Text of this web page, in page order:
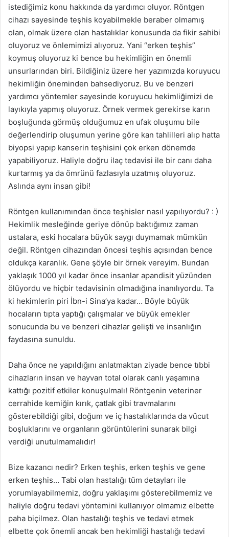
istediğimiz konu hakkında da yardımcı oluyor. Röntgen
cihazı sayesinde teşhis koyabilmekle beraber olmamış
olan, olmak üzere olan hastalıklar konusunda da fikir sahibi
oluyoruz ve önlemimizi alıyoruz. Yani “erken teşhis”
koymuş oluyoruz ki bence bu hekimliğin en önemli
unsurlarından biri. Bildiğiniz üzere her yazımızda koruyucu
hekimliğin öneminden bahsediyoruz. Bu ve benzeri
yardımcı yöntemler sayesinde koruyucu hekimliğimizi de
layıkıyla yapmış oluyoruz. Örnek vermek gerekirse karın
boşluğunda görmüş olduğumuz en ufak oluşumu bile
değerlendirip oluşumun yerine göre kan tahlilleri alıp hatta
biyopsi yapıp kanserin teşhisini çok erken dönemde
yapabiliyoruz. Haliyle doğru ilaç tedavisi ile bir canı daha
kurtarmış ya da ömrünü fazlasıyla uzatmış oluyoruz.
Aslında aynı insan gibi!
Röntgen kullanımından önce teşhisler nasıl yapılıyordu? : )
Hekimlik mesleğinde geriye dönüp baktığımız zaman
ustalara, eski hocalara büyük saygı duymamak mümkün
değil. Röntgen cihazından öncesi teşhis açısından bence
oldukça karanlık. Gene şöyle bir örnek vereyim. Bundan
yaklaşık 1000 yıl kadar önce insanlar apandisit yüzünden
ölüyordu ve hiçbir tedavisinin olmadığına inanılıyordu. Ta
ki hekimlerin piri İbn-i Sina’ya kadar… Böyle büyük
hocaların tıpta yaptığı çalışmalar ve büyük emekler
sonucunda bu ve benzeri cihazlar gelişti ve insanlığın
faydasına sunuldu.
Daha önce ne yapıldığını anlatmaktan ziyade bence tıbbi
cihazların insan ve hayvan total olarak canlı yaşamına
kattığı pozitif etkiler konuşulmalı! Röntgenin veteriner
cerrahide kemiğin kırık, çatlak gibi travmalarını
gösterebildiği gibi, doğum ve iç hastalıklarında da vücut
boşluklarını ve organların görüntülerini sunarak bilgi
verdiği unutulmamalıdır!
Bize kazancı nedir? Erken teşhis, erken teşhis ve gene
erken teşhis… Tabi olan hastalığı tüm detayları ile
yorumlayabilmemiz, doğru yaklaşımı gösterebilmemiz ve
haliyle doğru tedavi yöntemini kullanıyor olmamız elbette
paha biçilmez. Olan hastalığı teşhis ve tedavi etmek
elbette çok önemli ancak ben hekimliği hastalığı tedavi